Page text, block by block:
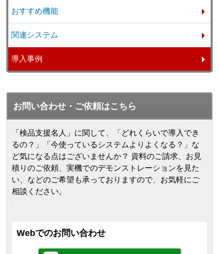
おすすめ機能
関連システム
導入事例
お問い合わせ・ご依頼はこちら
「検品支援名人」に関して、「どれくらいで導入でき
るの？」「今使っているシステムよりよくなる？」な
ど気になる点はございませんか？ 資料のご請求、お見
積りのご依頼、実機でのデモンストレーションを見た
い、などのご希望も承っておりますので、お気軽にご
相談ください。
Webでのお問い合わせ